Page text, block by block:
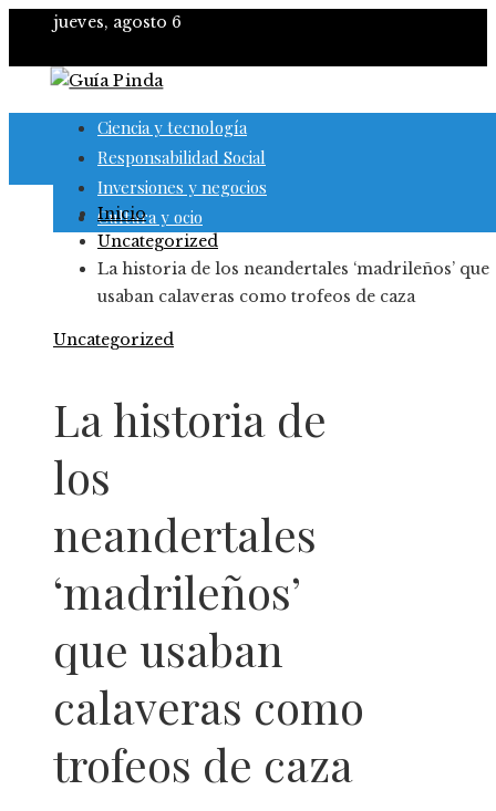
jueves, agosto 6
Ciencia y tecnología
Responsabilidad Social
Inversiones y negocios
Cultura y ocio
Inicio
Uncategorized
La historia de los neandertales ‘madrileños’ que
usaban calaveras como trofeos de caza
Uncategorized
La historia de
los
neandertales
‘madrileños’
que usaban
calaveras como
trofeos de caza